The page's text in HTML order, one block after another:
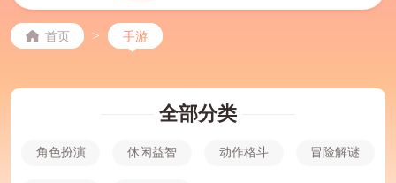
首页 > 手游
全部分类
角色扮演 休闲益智 动作格斗 冒险解谜